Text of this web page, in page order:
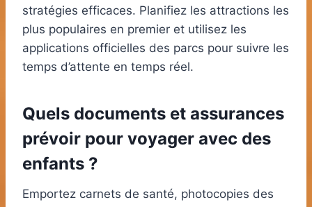
stratégies efficaces. Planifiez les attractions les
plus populaires en premier et utilisez les
applications officielles des parcs pour suivre les
temps d’attente en temps réel.
Quels documents et assurances
prévoir pour voyager avec des
enfants ?
Emportez carnets de santé, photocopies des